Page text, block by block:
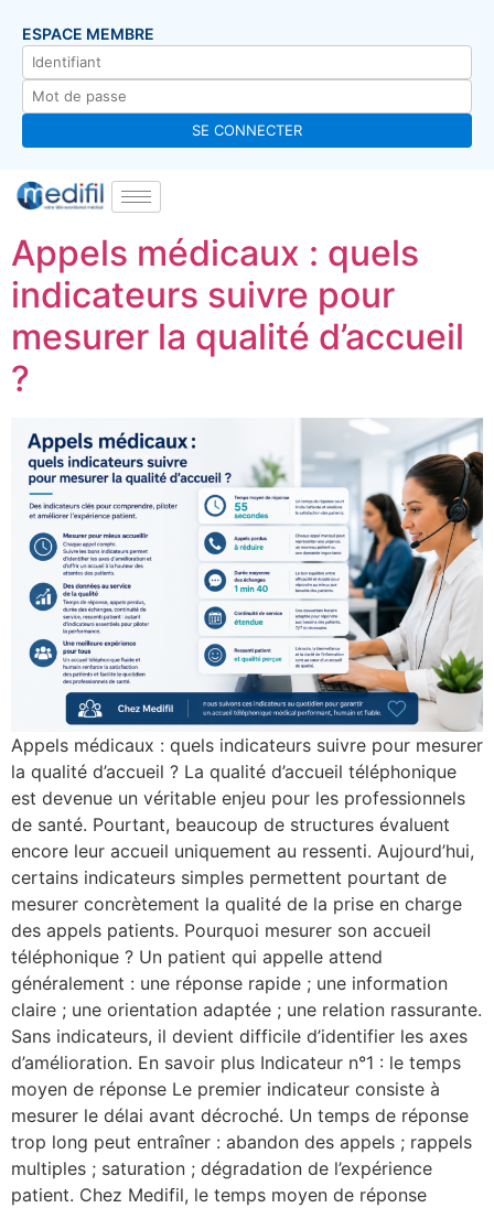
ESPACE MEMBRE
Appels médicaux : quels
indicateurs suivre pour
mesurer la qualité d’accueil
?
Appels médicaux : quels indicateurs suivre pour mesurer
la qualité d’accueil ? La qualité d’accueil téléphonique
est devenue un véritable enjeu pour les professionnels
de santé. Pourtant, beaucoup de structures évaluent
encore leur accueil uniquement au ressenti. Aujourd’hui,
certains indicateurs simples permettent pourtant de
mesurer concrètement la qualité de la prise en charge
des appels patients. Pourquoi mesurer son accueil
téléphonique ? Un patient qui appelle attend
généralement : une réponse rapide ; une information
claire ; une orientation adaptée ; une relation rassurante.
Sans indicateurs, il devient difficile d’identifier les axes
d’amélioration. En savoir plus Indicateur n°1 : le temps
moyen de réponse Le premier indicateur consiste à
mesurer le délai avant décroché. Un temps de réponse
trop long peut entraîner : abandon des appels ; rappels
multiples ; saturation ; dégradation de l’expérience
patient. Chez Medifil, le temps moyen de réponse